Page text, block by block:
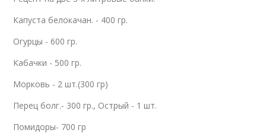
Капуста белокачан. - 400 гр.
Огурцы - 600 гр.
Кабачки - 500 гр.
Морковь - 2 шт.(300 гр)
Перец болг.- 300 гр., Острый - 1 шт.
Помидоры- 700 гр